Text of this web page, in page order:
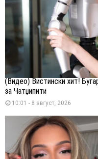
(Видео) Вистински хит!
за Чатџипити
10:01 - 8 август, 2026